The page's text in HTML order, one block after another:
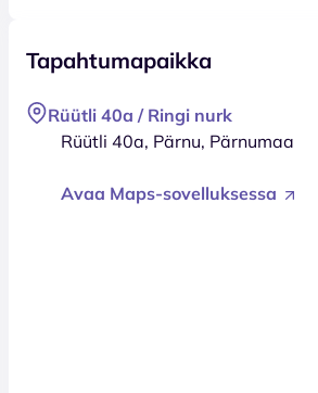
Tapahtumapaikka
Rüütli 40a / Ringi nurk
Rüütli 40a, Pärnu, Pärnumaa
Avaa Maps-sovelluksessa